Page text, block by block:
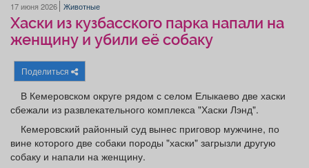
Работа
Афиша Обучение Проекты
17 июня 2026 Животные
Хаски из кузбасского парка напали на
женщину и убили её собаку
Поделиться
В Кемеровском округе рядом с селом Елыкаево две хаски
сбежали из развлекательного комплекса "Хаски Лэнд".
Кемеровский районный суд вынес приговор мужчине, по
вине которого две собаки породы "хаски" загрызли другую
собаку и напали на женщину.